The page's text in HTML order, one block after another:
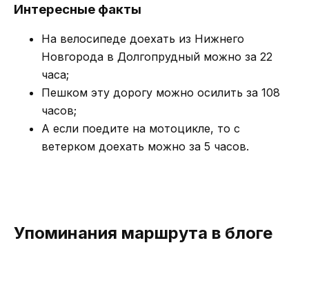
Интересные факты
На велосипеде доехать из Нижнего
Новгорода в Долгопрудный можно за 22
часа;
Пешком эту дорогу можно осилить за 108
часов;
А если поедите на мотоцикле, то с
ветерком доехать можно за 5 часов.
Упоминания маршрута в блоге